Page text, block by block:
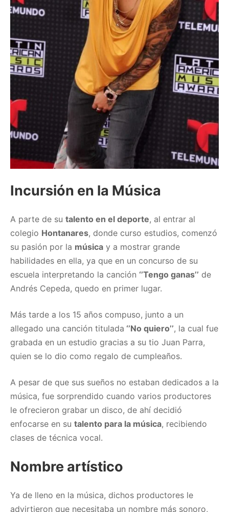
Incursión en la Música
A parte de su talento en el deporte, al entrar al
colegio Hontanares, donde curso estudios, comenzó
su pasión por la música y a mostrar grande
habilidades en ella, ya que en un concurso de su
escuela interpretando la canción ‘’Tengo ganas’’ de
Andrés Cepeda, quedo en primer lugar.
Más tarde a los 15 años compuso, junto a un
allegado una canción titulada ‘’No quiero’’, la cual fue
grabada en un estudio gracias a su tio Juan Parra,
quien se lo dio como regalo de cumpleaños.
A pesar de que sus sueños no estaban dedicados a la
música, fue sorprendido cuando varios productores
le ofrecieron grabar un disco, de ahí decidió
enfocarse en su talento para la música, recibiendo
clases de técnica vocal.
Nombre artístico
Ya de lleno en la música, dichos productores le
advirtieron que necesitaba un nombre más sonoro,